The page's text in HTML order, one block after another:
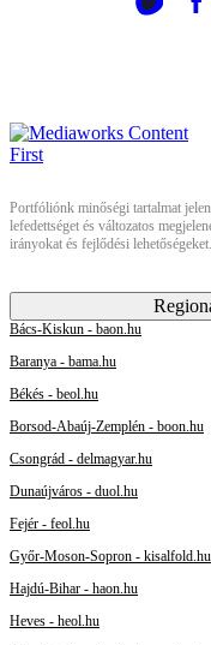
Portfóliónk minőségi tartalmat
lefedettséget és változatos
irányokat és fejlődési
Bács-Kiskun - baon.hu
Baranya - bama.hu
Békés - beol.hu
Borsod-Abaúj-Zemplén - boon.hu
Csongrád - delmagyar.hu
Dunaújváros - duol.hu
Fejér - feol.hu
Győr-Moson-Sopron - kisalfold.hu
Hajdú-Bihar - haon.hu
Heves - heol.hu